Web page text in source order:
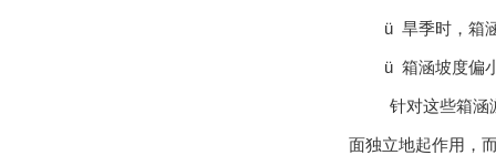
ü 旱季时，箱
ü 箱涵坡度偏
针对这些箱涵
面独立地起作用，